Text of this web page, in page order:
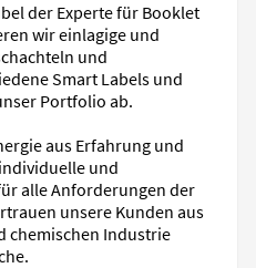
der Experte für Booklet
wir einlagige und
und
Smart Labels und
Portfolio ab.
aus Erfahrung und
und
alle Anforderungen der
unsere Kunden aus
chemischen Industrie